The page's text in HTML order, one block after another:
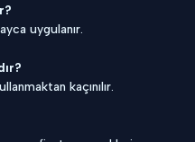
uygulanır.
kaçınılır.